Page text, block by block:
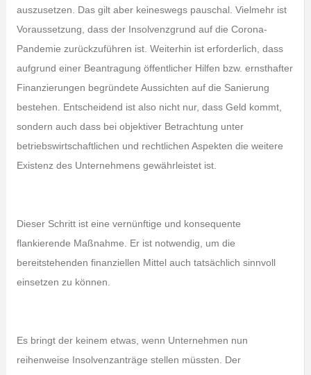
auszusetzen. Das gilt aber keineswegs pauschal. Vielmehr ist
Voraussetzung, dass der Insolvenzgrund auf die Corona-
Pandemie zurückzuführen ist. Weiterhin ist erforderlich, dass
aufgrund einer Beantragung öffentlicher Hilfen bzw. ernsthafter
Finanzierungen begründete Aussichten auf die Sanierung
bestehen. Entscheidend ist also nicht nur, dass Geld kommt,
sondern auch dass bei objektiver Betrachtung unter
betriebswirtschaftlichen und rechtlichen Aspekten die weitere
Existenz des Unternehmens gewährleistet ist.
Dieser Schritt ist eine vernünftige und konsequente
flankierende Maßnahme. Er ist notwendig, um die
bereitstehenden finanziellen Mittel auch tatsächlich sinnvoll
einsetzen zu können.
Es bringt der keinem etwas, wenn Unternehmen nun
reihenweise Insolvenzanträge stellen müssten. Der